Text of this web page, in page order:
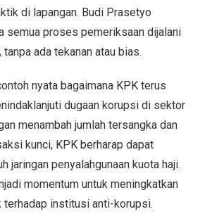
di lapangan. Budi Prasetyo
semua proses pemeriksaan dijalani
ada tekanan atau bias.
nyata bagaimana KPK terus
dugaan korupsi di sektor
menambah jumlah tersangka dan
kunci, KPK berharap dapat
jaringan penyalahgunaan kuota haji.
momentum untuk meningkatkan
terhadap institusi anti-korupsi.